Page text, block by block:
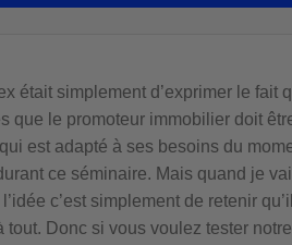
était simplement d’exprimer le fait
que le promoteur immobilier doit
est adapté à ses besoins du
ce séminaire. Mais quand je
c’est simplement de retenir
Donc si vous voulez tester notre